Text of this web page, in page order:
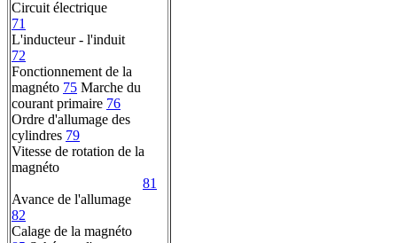
Circuit électrique
71
L'inducteur - l'induit
72
Fonctionnement de la
magnéto 75 Marche du
courant primaire 76
Ordre d'allumage des
cylindres 79
Vitesse de rotation de la
magnéto
81
Avance de l'allumage
82
Calage de la magnéto